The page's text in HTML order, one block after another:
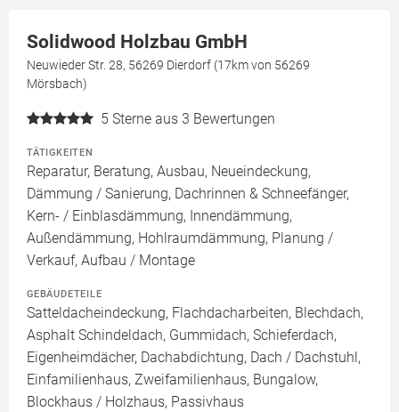
Solidwood Holzbau GmbH
Neuwieder Str. 28, 56269 Dierdorf (17km von 56269
Mörsbach)
5 Sterne aus 3 Bewertungen
TÄTIGKEITEN
Reparatur, Beratung, Ausbau, Neueindeckung,
Dämmung / Sanierung, Dachrinnen & Schneefänger,
Kern- / Einblasdämmung, Innendämmung,
Außendämmung, Hohlraumdämmung, Planung /
Verkauf, Aufbau / Montage
GEBÄUDETEILE
Satteldacheindeckung, Flachdacharbeiten, Blechdach,
Asphalt Schindeldach, Gummidach, Schieferdach,
Eigenheimdächer, Dachabdichtung, Dach / Dachstuhl,
Einfamilienhaus, Zweifamilienhaus, Bungalow,
Blockhaus / Holzhaus, Passivhaus